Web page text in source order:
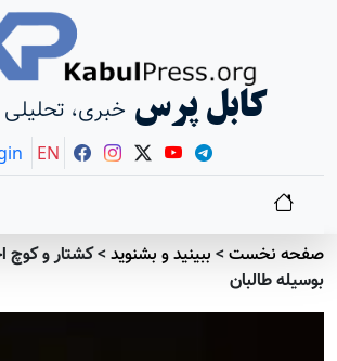
کابل پرس خبری، تحلیلی
EN
صفحه نخست> ببينيد و بشنويد>کشتار و کوچ
بوسیله طالبان